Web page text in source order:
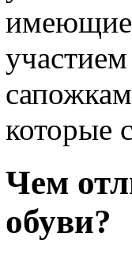
имеющие
которые
Чем
обуви?